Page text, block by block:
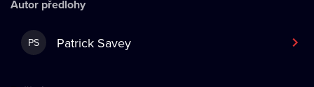
Autor předlohy
PS Patrick Savey